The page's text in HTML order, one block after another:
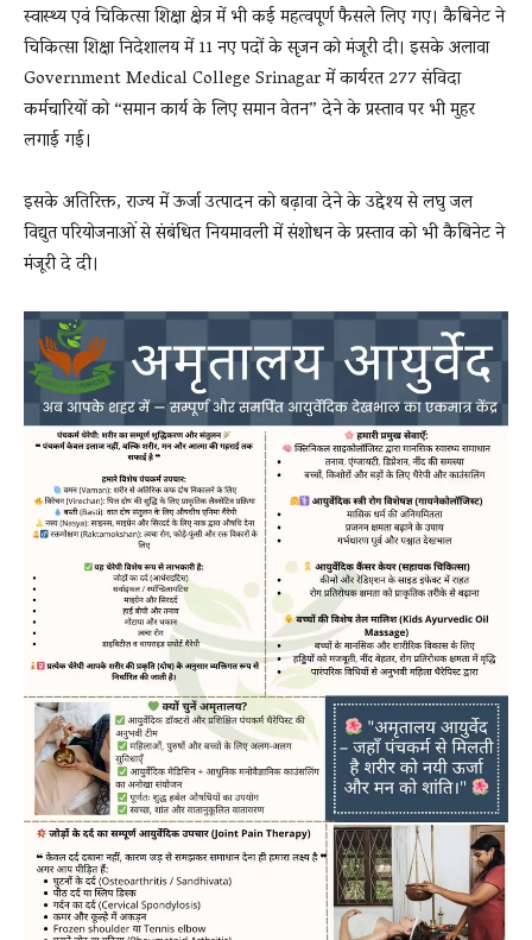
स्वास्थ्य एवं चिकित्सा शिक्षा क्षेत्र में भी कई महत्वपूर्ण फैसले लिए गए। कैबिनेट ने
चिकित्सा शिक्षा निदेशालय में 11 नए पदों के सृजन को मंजूरी दी। इसके अलावा
Government Medical College Srinagar में कार्यरत 277 संविदा
कर्मचारियों को “समान कार्य के लिए समान वेतन” देने के प्रस्ताव पर भी मुहर
लगाई गई।
इसके अतिरिक्त, राज्य में ऊर्जा उत्पादन को बढ़ावा देने के उद्देश्य से लघु जल
विद्युत परियोजनाओं से संबंधित नियमावली में संशोधन के प्रस्ताव को भी कैबिनेट ने
मंजूरी दे दी।